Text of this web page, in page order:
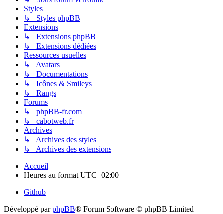
Styles
↳ Styles phpBB
Extensions
↳ Extensions phpBB
↳ Extensions dédiées
Ressources usuelles
↳ Avatars
↳ Documentations
↳ Icônes & Smileys
↳ Rangs
Forums
↳ phpBB-fr.com
↳ cabotweb.fr
Archives
↳ Archives des styles
↳ Archives des extensions
Accueil
Heures au format UTC+02:00
Github
Développé parphpBB® Forum Software © phpBB Limited